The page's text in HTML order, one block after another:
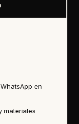
en
materiales